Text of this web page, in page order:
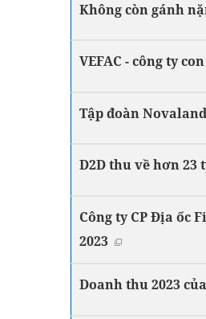
Không còn gánh
VEFAC - công ty
Tập đoàn
D2D thu về hơn 23
Công ty CP Địa ốc
2023
Doanh thu 2023